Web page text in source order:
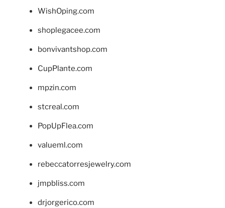
WishOping.com
shoplegacee.com
bonvivantshop.com
CupPlante.com
mpzin.com
stcreal.com
PopUpFlea.com
valueml.com
rebeccatorresjewelry.com
jmpbliss.com
drjorgerico.com